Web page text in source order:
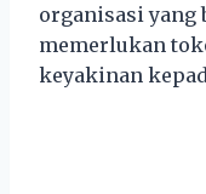
organisasi
memerlukan
keyakinan